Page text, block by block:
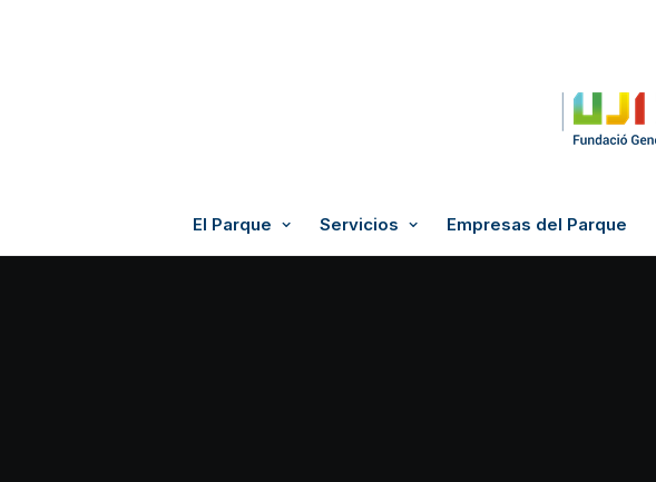
El Parque Servicios Empresas del Parque